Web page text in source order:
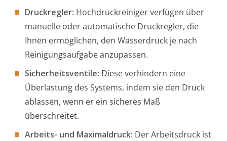
Druckregler: Hochdruckreiniger verfügen über
manuelle oder automatische Druckregler, die
Ihnen ermöglichen, den Wasserdruck je nach
Reinigungsaufgabe anzupassen.
Sicherheitsventile: Diese verhindern eine
Überlastung des Systems, indem sie den Druck
ablassen, wenn er ein sicheres Maß
überschreitet.
Arbeits- und Maximaldruck: Der Arbeitsdruck ist